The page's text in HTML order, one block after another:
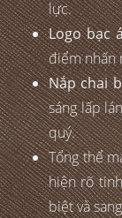
lực.
Logo bạc
điểm nhấn
Nắp chai
sáng lấp
quý.
Tổng thể
hiện rõ
biệt và